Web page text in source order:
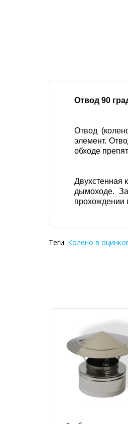
Отвод 90
Отвод
элемент.
обходе
Двухстенная
дымоходе.
прохождении
Теги: Колено в